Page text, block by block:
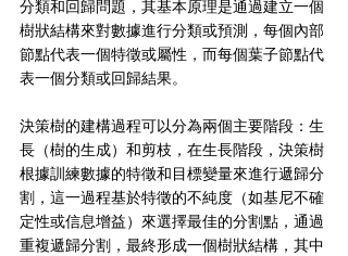
分類和回歸問題，其基本原理是通過建立一個
樹狀結構來對數據進行分類或預測，每個內部
節點代表一個特徵或屬性，而每個葉子節點代
表一個分類或回歸結果。
決策樹的建構過程可以分為兩個主要階段：生
長（樹的生成）和剪枝，在生長階段，決策樹
根據訓練數據的特徵和目標變量來進行遞歸分
割，這一過程基於特徵的不純度（如基尼不確
定性或信息增益）來選擇最佳的分割點，通過
重複遞歸分割，最終形成一個樹狀結構，其中